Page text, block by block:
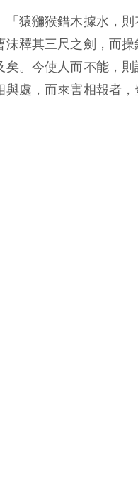
猿獼猴錯木據水，則
釋其三尺之劍，而操
。今使人而不能，則
處，而來害相報者，